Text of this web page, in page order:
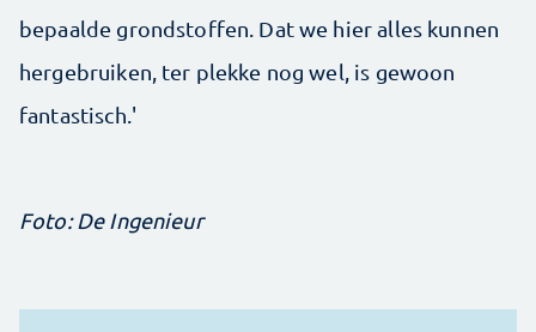
bepaalde grondstoffen. Dat we hier alles kunnen
hergebruiken, ter plekke nog wel, is gewoon
fantastisch.'
Foto: De Ingenieur